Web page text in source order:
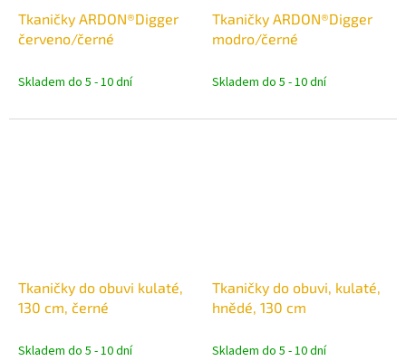
Tkaničky ARDON®Digger
červeno/černé
Skladem do 5 - 10 dní
Tkaničky ARDON®Digger
modro/černé
Skladem do 5 - 10 dní
Tkaničky do obuvi kulaté,
130 cm, černé
Skladem do 5 - 10 dní
Tkaničky do obuvi, kulaté,
hnědé, 130 cm
Skladem do 5 - 10 dní